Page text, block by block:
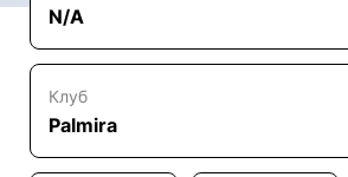
N/A
Клуб
Palmira